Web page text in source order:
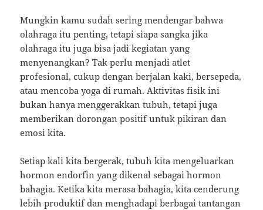
Mungkin kamu sudah sering mendengar bahwa
olahraga itu penting, tetapi siapa sangka jika
olahraga itu juga bisa jadi kegiatan yang
menyenangkan? Tak perlu menjadi atlet
profesional, cukup dengan berjalan kaki, bersepeda,
atau mencoba yoga di rumah. Aktivitas fisik ini
bukan hanya menggerakkan tubuh, tetapi juga
memberikan dorongan positif untuk pikiran dan
emosi kita.
Setiap kali kita bergerak, tubuh kita mengeluarkan
hormon endorfin yang dikenal sebagai hormon
bahagia. Ketika kita merasa bahagia, kita cenderung
lebih produktif dan menghadapi berbagai tantangan